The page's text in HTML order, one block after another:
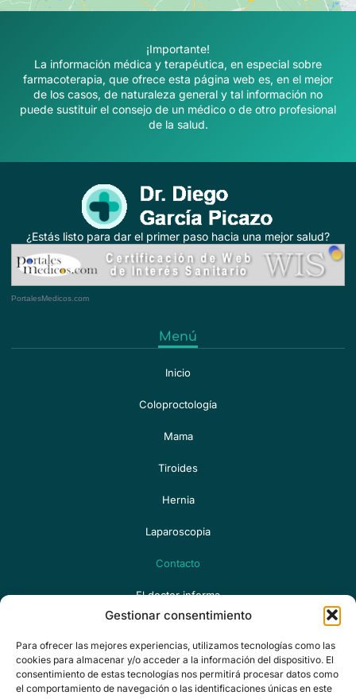
Gestionar consentimiento
Para ofrecer las mejores experiencias, utilizamos tecnologías como las
cookies para almacenar y/o acceder a la información del dispositivo. El
consentimiento de estas tecnologías nos permitirá procesar datos como
el comportamiento de navegación o las identificaciones únicas en este
¡Importante!
La información médica y terapéutica, en especial sobre
farmacoterapia, que ofrece esta página web es, en el mejor
de los casos, de naturaleza general y tal información no
puede sustituir el consejo de un médico o de otro profesional
de la salud.
¿Estás listo para dar el primer paso hacia una mejor salud?
PortalesMedicos.com
Menú
Inicio
Coloproctología
Mama
Tiroides
Hernia
Laparoscopia
Contacto
El doctor informa
Contáctanos
EMAIL
consultas@drgarciapicazo.com